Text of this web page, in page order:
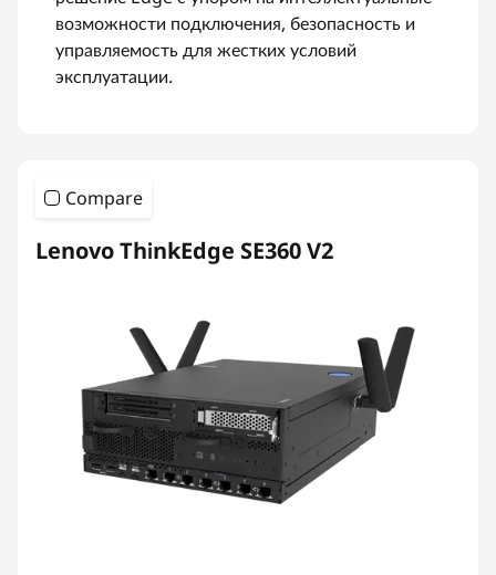
возможности подключения, безопасность и
управляемость для жестких условий
эксплуатации.
Compare
Lenovo ThinkEdge SE360 V2